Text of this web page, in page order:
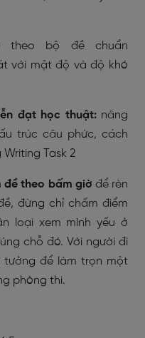
theo bộ đề chuẩn
với mật độ và độ khó
đạt học thuật:nâng
trúc câu phức, cách
Task 2
đề theo bấm giờ để rèn
đừng chỉ chấm điểm
loại xem mình yếu ở
chỗ đó. Với người đi
tưởng để làm trọn một
phòng thi.